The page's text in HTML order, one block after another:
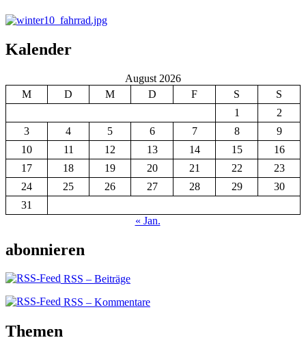
Kalender
August 2026
M
D M D F S
S
1
2
3
4 5 6 7 8
9
10
11 12 13 14 15
16
17
18 19 20 21 22
23
24
25 26 27 28 29
30
31
« Jan.
abonnieren
RSS – Beiträge
RSS – Kommentare
Themen